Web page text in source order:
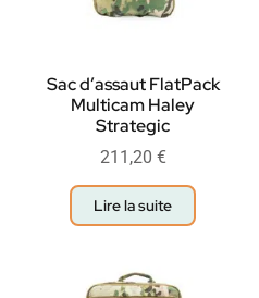
Sac d’assaut FlatPack
Multicam Haley
Strategic
211,20 €
Lire la suite